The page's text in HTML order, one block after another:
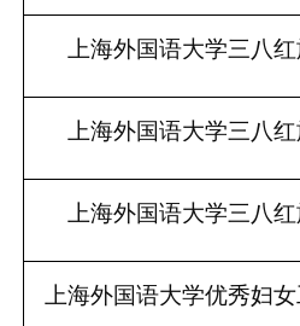
上海外国语大学三八
上海外国语大学三八
上海外国语大学三八
上海外国语大学优秀妇